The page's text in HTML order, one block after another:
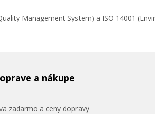
Management System) a ISO 14001
a nákupe
zadarmo a ceny dopravy